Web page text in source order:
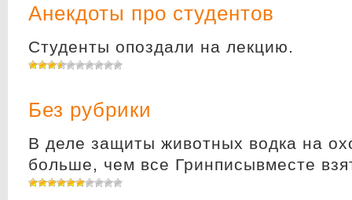
Анекдоты про студентов
Студенты опоздали на лекцию.
Без рубрики
В деле защиты животных водка на
больше, чем все Гринписывместе